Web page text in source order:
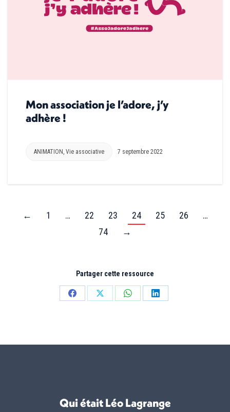
Mon association je l’adore, j’y
adhère !
ANIMATION , Vie associative 7 septembre 2022
← 1 … 22 23 24 25 26
…
74
→
Partager cette ressource
PartagerPartagerPartagerPartager
Qui était Léo Lagrange